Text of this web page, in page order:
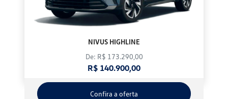
NIVUS HIGHLINE
De: R$ 173.290,00
R$ 140.900,00
Confira a oferta